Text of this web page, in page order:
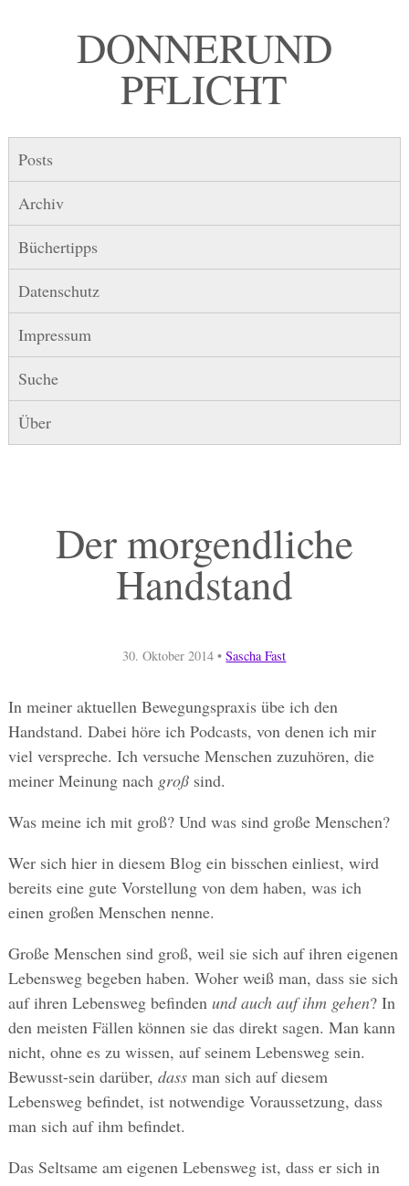
DONNER UND
PFLICHT
Posts
Archiv
Büchertipps
Datenschutz
Impressum
Suche
Über
Der morgendliche
Handstand
30. Oktober 2014 •Sascha Fast
In meiner aktuellen Bewegungspraxis übe ich den
Handstand. Dabei höre ich Podcasts, von denen ich mir
viel verspreche. Ich versuche Menschen zuzuhören, die
meiner Meinung nach großsind.
Was meine ich mit groß? Und was sind große Menschen?
Wer sich hier in diesem Blog ein bisschen einliest, wird
bereits eine gute Vorstellung von dem haben, was ich
einen großen Menschen nenne.
Große Menschen sind groß, weil sie sich auf ihren eigenen
Lebensweg begeben haben. Woher weiß man, dass sie sich
auf ihren Lebensweg befinden und auch auf ihm gehen? In
den meisten Fällen können sie das direkt sagen. Man kann
nicht, ohne es zu wissen, auf seinem Lebensweg sein.
Bewusst-sein darüber, dassman sich auf diesem
Lebensweg befindet, ist notwendige Voraussetzung, dass
man sich auf ihm befindet.
Das Seltsame am eigenen Lebensweg ist, dass er sich in